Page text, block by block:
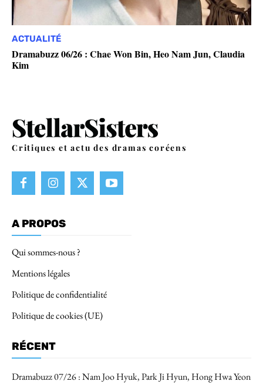
ACTUALITÉ
Dramabuzz 06/26 : Chae Won Bin, Heo Nam Jun, Claudia
Kim
Critiques et actu des dramas coréens
A PROPOS
Qui sommes-nous ?
Mentions légales
Politique de confidentialité
Politique de cookies (UE)
RÉCENT
Dramabuzz 07/26 : Nam Joo Hyuk, Park Ji Hyun, Hong Hwa Yeon